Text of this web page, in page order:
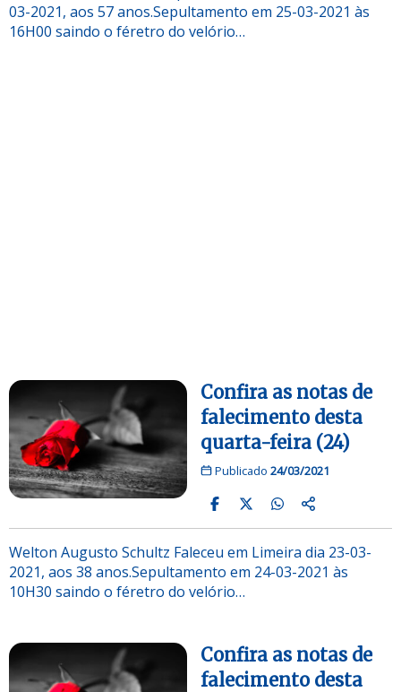
03-2021, aos 57 anos.Sepultamento em 25-03-2021 às
16H00 saindo o féretro do velório…
Confira as notas de
falecimento desta
quarta-feira (24)
Publicado 24/03/2021
Welton Augusto Schultz Faleceu em Limeira dia 23-03-
2021, aos 38 anos.Sepultamento em 24-03-2021 às
10H30 saindo o féretro do velório…
Confira as notas de
falecimento desta